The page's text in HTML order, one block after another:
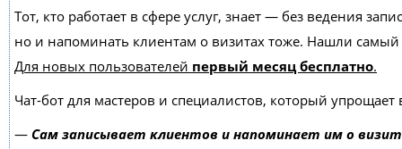
Тот, кто работает в сфере услуг, знает — без ведения
но и напоминать клиентам о визитах тоже. Нашли
Для новых пользователей первый месяц бесплатно.
Чат-бот для мастеров и специалистов, который упрощает
— Сам записывает клиентов и напоминает им о